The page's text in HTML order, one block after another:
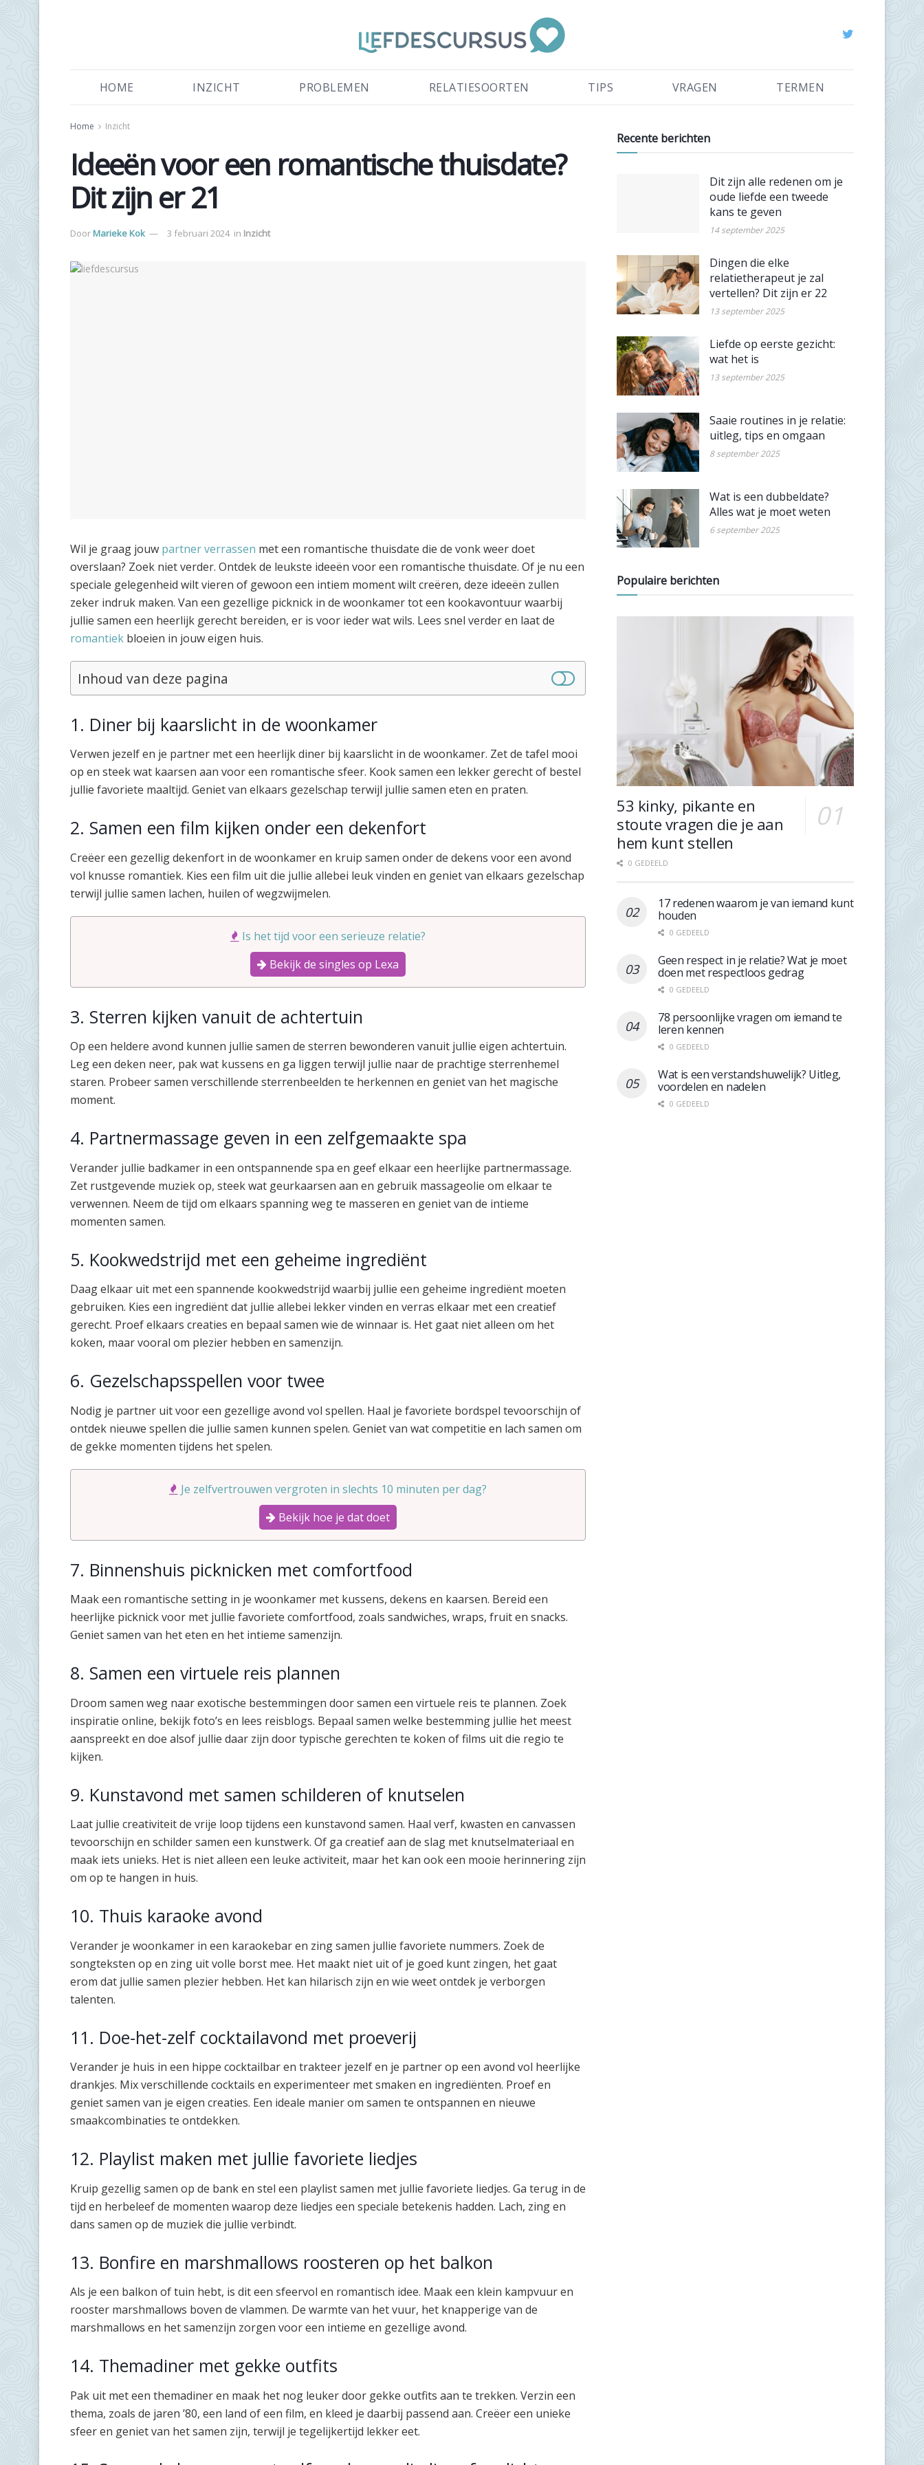
HOME INZICHT PROBLEMEN RELATIESOORTEN TIPS VRAGEN TERMEN
Home Inzicht
Ideeën voor een romantische thuisdate?
Dit zijn er 21
DoorMarieke Kok 3 februari 2024 in Inzicht
Wil je graag jouw partner verrassen met een romantische thuisdate die de vonk weer doet
overslaan? Zoek niet verder. Ontdek de leukste ideeën voor een romantische thuisdate. Of je nu een
speciale gelegenheid wilt vieren of gewoon een intiem moment wilt creëren, deze ideeën zullen
zeker indruk maken. Van een gezellige picknick in de woonkamer tot een kookavontuur waarbij
jullie samen een heerlijk gerecht bereiden, er is voor ieder wat wils. Lees snel verder en laat de
romantiek bloeien in jouw eigen huis.
Inhoud van deze pagina
1. Diner bij kaarslicht in de woonkamer
Verwen jezelf en je partner met een heerlijk diner bij kaarslicht in de woonkamer. Zet de tafel mooi
op en steek wat kaarsen aan voor een romantische sfeer. Kook samen een lekker gerecht of bestel
jullie favoriete maaltijd. Geniet van elkaars gezelschap terwijl jullie samen eten en praten.
2. Samen een film kijken onder een dekenfort
Creëer een gezellig dekenfort in de woonkamer en kruip samen onder de dekens voor een avond
vol knusse romantiek. Kies een film uit die jullie allebei leuk vinden en geniet van elkaars gezelschap
terwijl jullie samen lachen, huilen of wegzwijmelen.
Is het tijd voor een serieuze relatie?
Bekijk de singles op Lexa
3. Sterren kijken vanuit de achtertuin
Op een heldere avond kunnen jullie samen de sterren bewonderen vanuit jullie eigen achtertuin.
Leg een deken neer, pak wat kussens en ga liggen terwijl jullie naar de prachtige sterrenhemel
staren. Probeer samen verschillende sterrenbeelden te herkennen en geniet van het magische
moment.
4. Partnermassage geven in een zelfgemaakte spa
Verander jullie badkamer in een ontspannende spa en geef elkaar een heerlijke partnermassage.
Zet rustgevende muziek op, steek wat geurkaarsen aan en gebruik massageolie om elkaar te
verwennen. Neem de tijd om elkaars spanning weg te masseren en geniet van de intieme
momenten samen.
5. Kookwedstrijd met een geheime ingrediënt
Daag elkaar uit met een spannende kookwedstrijd waarbij jullie een geheime ingrediënt moeten
gebruiken. Kies een ingrediënt dat jullie allebei lekker vinden en verras elkaar met een creatief
gerecht. Proef elkaars creaties en bepaal samen wie de winnaar is. Het gaat niet alleen om het
koken, maar vooral om plezier hebben en samenzijn.
6. Gezelschapsspellen voor twee
Nodig je partner uit voor een gezellige avond vol spellen. Haal je favoriete bordspel tevoorschijn of
ontdek nieuwe spellen die jullie samen kunnen spelen. Geniet van wat competitie en lach samen om
de gekke momenten tijdens het spelen.
Je zelfvertrouwen vergroten in slechts 10 minuten per dag?
Bekijk hoe je dat doet
7. Binnenshuis picknicken met comfortfood
Maak een romantische setting in je woonkamer met kussens, dekens en kaarsen. Bereid een
heerlijke picknick voor met jullie favoriete comfortfood, zoals sandwiches, wraps, fruit en snacks.
Geniet samen van het eten en het intieme samenzijn.
8. Samen een virtuele reis plannen
Droom samen weg naar exotische bestemmingen door samen een virtuele reis te plannen. Zoek
inspiratie online, bekijk foto’s en lees reisblogs. Bepaal samen welke bestemming jullie het meest
aanspreekt en doe alsof jullie daar zijn door typische gerechten te koken of films uit die regio te
kijken.
9. Kunstavond met samen schilderen of knutselen
Laat jullie creativiteit de vrije loop tijdens een kunstavond samen. Haal verf, kwasten en canvassen
tevoorschijn en schilder samen een kunstwerk. Of ga creatief aan de slag met knutselmateriaal en
maak iets unieks. Het is niet alleen een leuke activiteit, maar het kan ook een mooie herinnering zijn
om op te hangen in huis.
10. Thuis karaoke avond
Verander je woonkamer in een karaokebar en zing samen jullie favoriete nummers. Zoek de
songteksten op en zing uit volle borst mee. Het maakt niet uit of je goed kunt zingen, het gaat
erom dat jullie samen plezier hebben. Het kan hilarisch zijn en wie weet ontdek je verborgen
talenten.
11. Doe-het-zelf cocktailavond met proeverij
Verander je huis in een hippe cocktailbar en trakteer jezelf en je partner op een avond vol heerlijke
drankjes. Mix verschillende cocktails en experimenteer met smaken en ingrediënten. Proef en
geniet samen van je eigen creaties. Een ideale manier om samen te ontspannen en nieuwe
smaakcombinaties te ontdekken.
12. Playlist maken met jullie favoriete liedjes
Kruip gezellig samen op de bank en stel een playlist samen met jullie favoriete liedjes. Ga terug in de
tijd en herbeleef de momenten waarop deze liedjes een speciale betekenis hadden. Lach, zing en
dans samen op de muziek die jullie verbindt.
13. Bonfire en marshmallows roosteren op het balkon
Als je een balkon of tuin hebt, is dit een sfeervol en romantisch idee. Maak een klein kampvuur en
rooster marshmallows boven de vlammen. De warmte van het vuur, het knapperige van de
marshmallows en het samenzijn zorgen voor een intieme en gezellige avond.
14. Themadiner met gekke outfits
Pak uit met een themadiner en maak het nog leuker door gekke outfits aan te trekken. Verzin een
thema, zoals de jaren ’80, een land of een film, en kleed je daarbij passend aan. Creëer een unieke
sfeer en geniet van het samen zijn, terwijl je tegelijkertijd lekker eet.
Recente berichten
Dit zijn alle redenen om je
oude liefde een tweede
kans te geven
14 september 2025
Dingen die elke
relatietherapeut je zal
vertellen? Dit zijn er 22
13 september 2025
Liefde op eerste gezicht:
wat het is
13 september 2025
Saaie routines in je relatie:
uitleg, tips en omgaan
8 september 2025
Wat is een dubbeldate?
Alles wat je moet weten
6 september 2025
Populaire berichten
53 kinky, pikante en
stoute vragen die je aan
hem kunt stellen
0 GEDEELD
17 redenen waarom je van iemand kunt
houden
0 GEDEELD
Geen respect in je relatie? Wat je moet
doen met respectloos gedrag
0 GEDEELD
78 persoonlijke vragen om iemand te
leren kennen
0 GEDEELD
Wat is een verstandshuwelijk? Uitleg,
voordelen en nadelen
0 GEDEELD